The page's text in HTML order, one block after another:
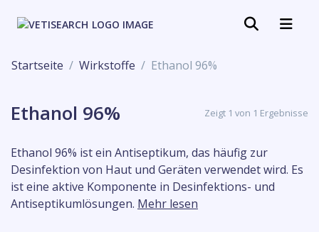
Startseite Wirkstoffe Ethanol 96%
Ethanol 96% Zeigt 1 von 1 Ergebnisse
Ethanol 96% ist ein Antiseptikum, das häufig zur
Desinfektion von Haut und Geräten verwendet wird. Es
ist eine aktive Komponente in Desinfektions- und
Antiseptikumlösungen. Mehr lesen